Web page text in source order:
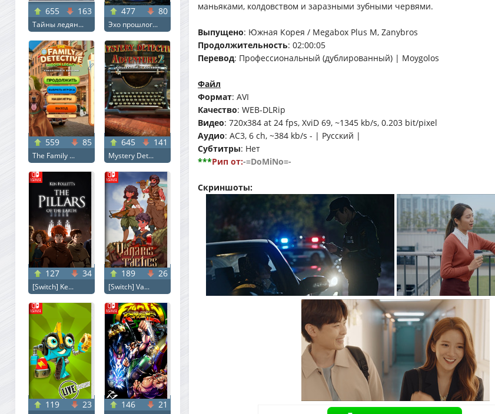
655 163
Тайны ледян...
477 80
Эхо прошлог...
559 85
The Family ...
645 141
Mystery Det...
127 34
[Switch] Ke...
189 26
[Switch] Va...
119 23 146 21
маньяками, колдовством и заразными зубными червями.
Выпущено: Южная Корея / Megabox Plus M, Zanybros
Продолжительность: 02:00:05
Перевод: Профессиональный (дублированный) | Moygolos
Файл
Формат: AVI
Качество: WEB-DLRip
Видео: 720x384 at 24 fps, XviD 69, ~1345 kb/s, 0.203 bit/pixel
Аудио: AC3, 6 ch, ~384 kb/s - | Русский |
Субтитры: Нет
***Рип от:-=DoMiNo=-
Скриншоты: